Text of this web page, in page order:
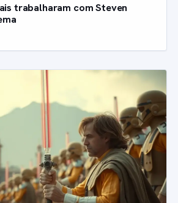
trabalharam com Steven